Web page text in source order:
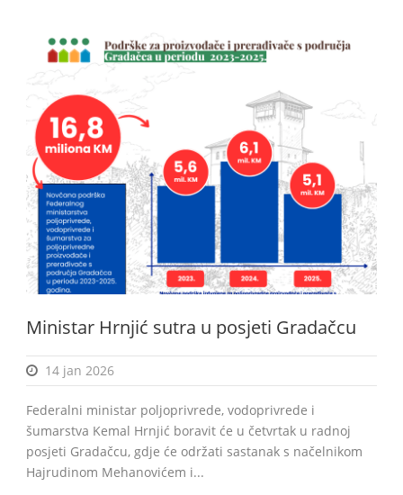
Ministar Hrnjić sutra u posjeti Gradačcu
14 jan 2026
Federalni ministar poljoprivrede, vodoprivrede i
šumarstva Kemal Hrnjić boravit će u četvrtak u radnoj
posjeti Gradačcu, gdje će održati sastanak s načelnikom
Hajrudinom Mehanovićem i...